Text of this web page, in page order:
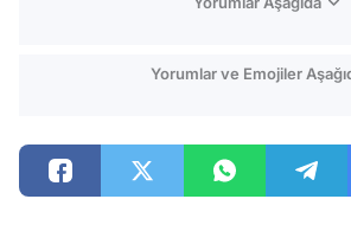
Yorumlar ve Emojiler